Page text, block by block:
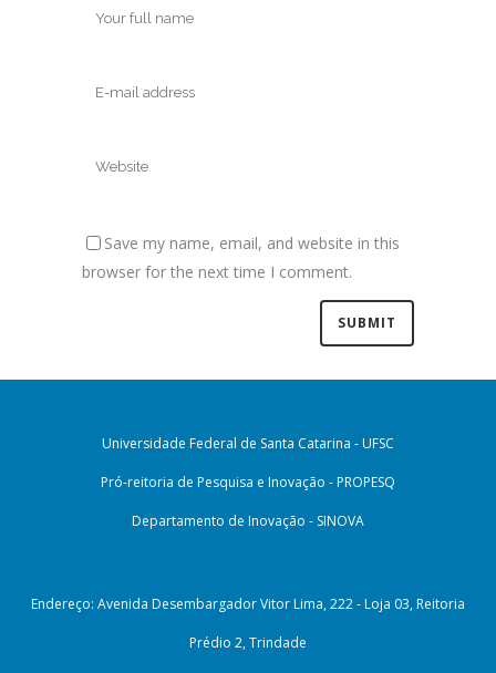
Save my name, email, and website in this
browser for the next time I comment.
Universidade Federal de Santa Catarina - UFSC
Pró-reitoria de Pesquisa e Inovação - PROPESQ
Departamento de Inovação - SINOVA
Endereço: Avenida Desembargador Vitor Lima, 222 - Loja 03, Reitoria
Prédio 2, Trindade